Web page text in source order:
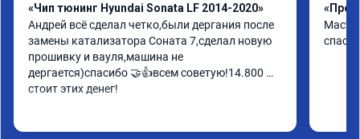
«Чип тюнинг Hyundai Sonata LF 2014-2020»
Андрей всё сделал четко,были дергания после
замены катализатора Соната 7,сделал новую
прошивку и вауля,машина не
дергается)спасибо 🤝👍всем советую!14.800
стоит этих денег!